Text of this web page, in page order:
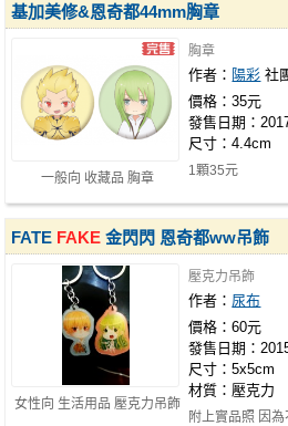
一般向 收藏品 胸章
基加美修&恩奇都44mm胸章
胸章
作者： 陽彩 社
價格：35元
發售日期：
尺寸：4.4cm
1顆35元
女性向 生活用品 壓克力吊飾
FATE FAKE 金閃閃 恩奇都ww吊飾
壓克力吊飾
作者： 尿布
價格：60元
發售日期：
尺寸：5x5cm
材質：壓克力
附上實品照 因